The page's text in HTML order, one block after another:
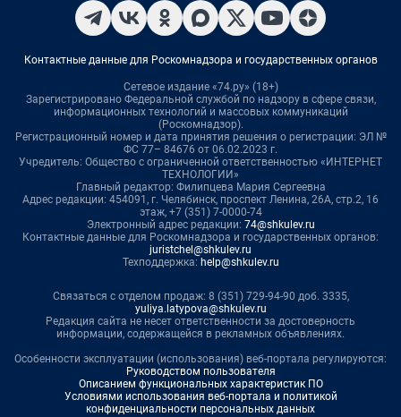
Контактные данные для Роскомнадзора и государственных органов
Сетевое издание «74.ру» (18+)
Зарегистрировано Федеральной службой по надзору в сфере связи,
информационных технологий и массовых коммуникаций
(Роскомнадзор).
Регистрационный номер и дата принятия решения о регистрации: ЭЛ №
ФС 77– 84676 от 06.02.2023 г.
Учредитель: Общество с ограниченной ответственностью «ИНТЕРНЕТ
ТЕХНОЛОГИИ»
Главный редактор: Филипцева Мария Сергеевна
Адрес редакции: 454091, г. Челябинск, проспект Ленина, 26А, стр.2, 16
этаж, +7 (351) 7-0000-74
Электронный адрес редакции: 74@shkulev.ru
Контактные данные для Роскомнадзора и государственных органов:
juristchel@shkulev.ru
Техподдержка: help@shkulev.ru
Связаться с отделом продаж: 8 (351) 729-94-90 доб. 3335,
yuliya.latypova@shkulev.ru
Редакция сайта не несет ответственности за достоверность
информации, содержащейся в рекламных объявлениях.
Особенности эксплуатации (использования) веб-портала регулируются:
Руководством пользователя
Описанием функциональных характеристик ПО
Условиями использования веб-портала и политикой
конфиденциальности персональных данных